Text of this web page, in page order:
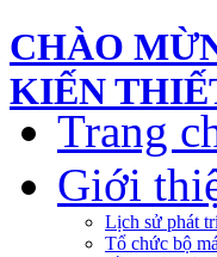
CHÀO
KIẾN
Trang
Giới
Lịch sử phát
Tổ chức bộ